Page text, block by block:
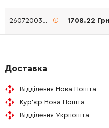
2607200302 1708.22 Грн
Доставка
Відділення Нова Пошта
Кур'єр Нова Пошта
Відділення Укрпошта